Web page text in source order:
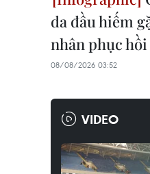
da đầu hiếm
nhân phục hồi
08/08/2026 03:52
VIDEO